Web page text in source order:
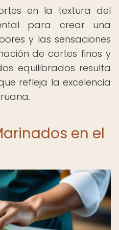
en la textura del
para crear una
y las sensaciones
de cortes finos y
equilibrados resulta
refleja la excelencia
en el